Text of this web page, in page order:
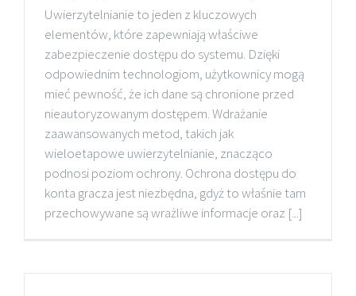
Uwierzytelnianie to jeden z kluczowych
elementów, które zapewniają właściwe
zabezpieczenie dostępu do systemu. Dzięki
odpowiednim technologiom, użytkownicy mogą
mieć pewność, że ich dane są chronione przed
nieautoryzowanym dostępem. Wdrażanie
zaawansowanych metod, takich jak
wieloetapowe uwierzytelnianie, znacząco
podnosi poziom ochrony. Ochrona dostępu do
konta gracza jest niezbędna, gdyż to właśnie tam
przechowywane są wrażliwe informacje oraz [...]